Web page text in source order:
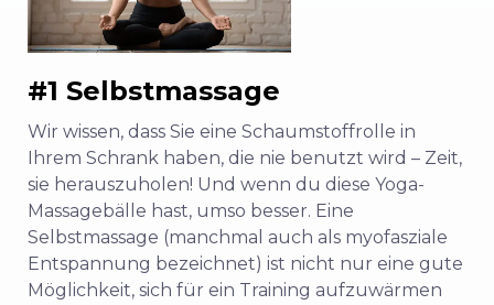
#1 Selbstmassage
Wir wissen, dass Sie eine Schaumstoffrolle in
Ihrem Schrank haben, die nie benutzt wird – Zeit,
sie herauszuholen! Und wenn du diese Yoga-
Massagebälle hast, umso besser. Eine
Selbstmassage (manchmal auch als myofasziale
Entspannung bezeichnet) ist nicht nur eine gute
Möglichkeit, sich für ein Training aufzuwärmen